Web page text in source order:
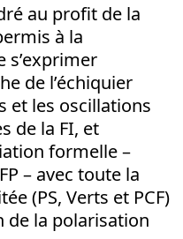
au profit de la
à la
s’exprimer
de l’échiquier
et les oscillations
de la FI, et
formelle –
– avec toute la
(PS, Verts et PCF)
de la polarisation